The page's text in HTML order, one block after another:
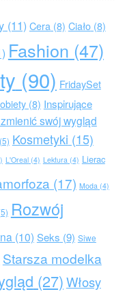
(11) Cera(8) Ciało(8)
Fashion (47)
(90) FridaySet
(8) Inspirujące
swój wygląd
Kosmetyki (15)
L'Oreal(4) Lektura(4) Lierac
(17) Moda(4)
Rozwój
(10) Seks (9) Siwe
Starsza modelka
(27)Włosy